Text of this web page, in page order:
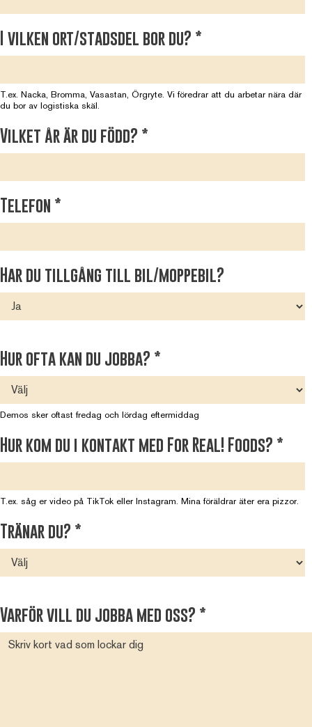
I vilken ort/stadsdel bor du? *
T.ex. Nacka, Bromma, Vasastan, Örgryte. Vi föredrar att du arbetar nära där
du bor av logistiska skäl.
Vilket år är du född? *
Telefon *
Har du tillgång till bil/moppebil?
Hur ofta kan du jobba? *
Demos sker oftast fredag och lördag eftermiddag
Hur kom du i kontakt med For Real! Foods? *
T.ex. såg er video på TikTok eller Instagram. Mina föräldrar äter era pizzor.
Tränar du? *
Varför vill du jobba med oss? *